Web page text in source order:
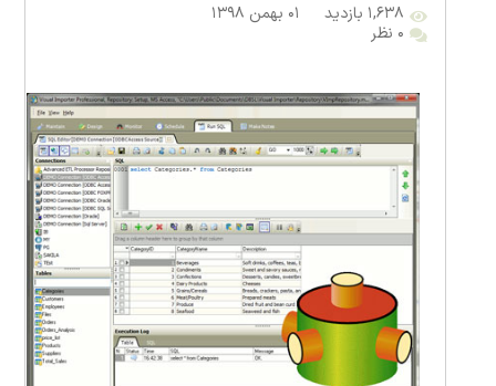
۱,۶۳۸ بازدید
۰۱ بهمن ۱۳۹۸
۰ نظر